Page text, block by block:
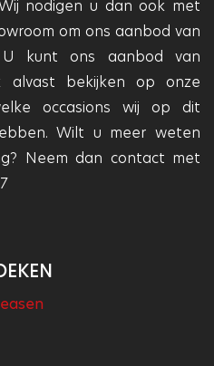
nodigen u dan ook met
om ons aanbod van
U kunt ons aanbod van
alvast bekijken op onze
occasions wij op dit
Wilt u meer weten
Neem dan contact met